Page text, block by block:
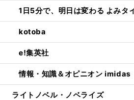
1日5分で、明日は変わる よみ
kotoba
e!集英社
情報・知識＆オピニオン imidas
ライトノベル・ノベライズ